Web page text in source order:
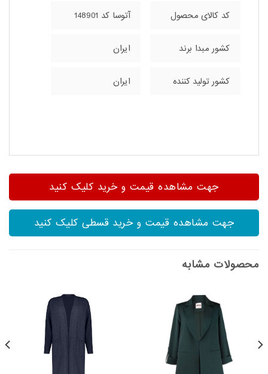
کد کالای محصول آتوسا کد 148901
کشور مبدا برند ایران
کشور تولید کننده ایران
جهت مشاهده قیمت و خرید کلیک کنید
جهت مشاهده قیمت و خرید قسطی کلیک کنید
محصولات مشابه